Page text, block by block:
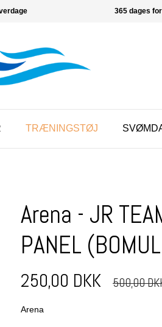
365 dages
TRÆNINGSTØJ
Arena - JR
PANEL
250,00 DKK 500,00
Arena